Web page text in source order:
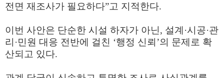
전면 재조사가 필요하다”고 지적한다.
이번 사안은 단순한 시설 하자가 아닌, 설계·시공·관
리·민원 대응 전반에 걸친 ‘행정 신뢰’의 문제로 확
산되고 있다.